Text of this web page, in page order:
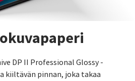
DP II Professional Glossy -
kiiltävän pinnan, joka takaa